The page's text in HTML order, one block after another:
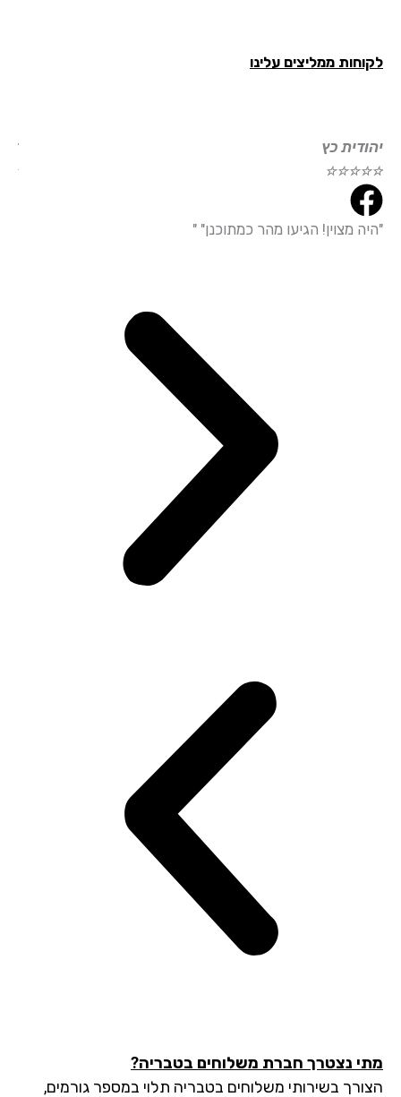
ממליצים עלינו
כץ
☆
☆
☆
מצוין! הגיעו מהר כמתוכנן" "
דוד
☆
נצטרך חברת משלוחים בטבריה?
בשירותי משלוחים בטבריה תלוי במספר גורמים,